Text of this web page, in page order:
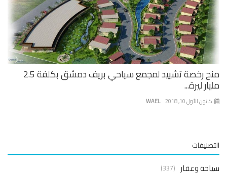
منح رخصة تشييد لمجمع سياحي بريف دمشق بكلفة 2.5
ليرة...
WAEL الأول 10, 2018
وعقار (337)